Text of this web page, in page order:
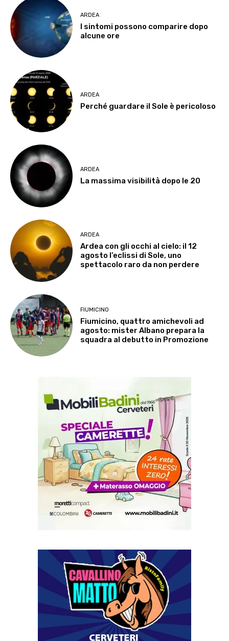
ARDEA
I sintomi possono comparire dopo
alcune ore
ARDEA
Perché guardare il Sole è pericoloso
ARDEA
La massima visibilità dopo le 20
ARDEA
Ardea con gli occhi al cielo: il 12
agosto l’eclissi di Sole, uno
spettacolo raro da non perdere
FIUMICINO
Fiumicino, quattro amichevoli ad
agosto: mister Albano prepara la
squadra al debutto in Promozione